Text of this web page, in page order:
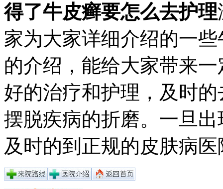
得了牛皮癣要怎么去护理
家为大家详细介绍的一
的介绍，能给大家带来
好的治疗和护理，及时
摆脱疾病的折磨。一旦
及时的到正规的皮肤病